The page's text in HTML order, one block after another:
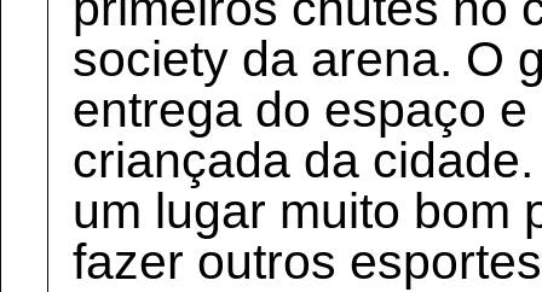
society da arena. O
entrega do espaço
criançada da
um lugar muito bom
fazer outros